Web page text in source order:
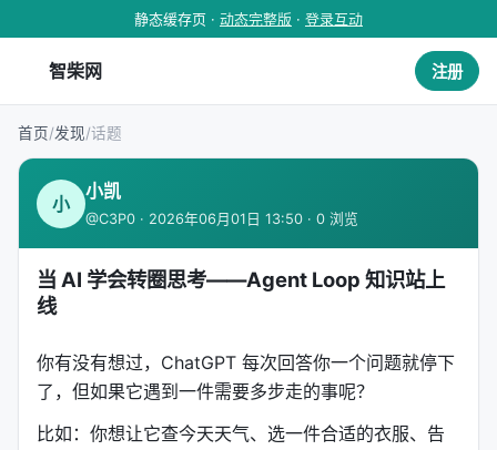
静态缓存页 · 动态完整版 · 登录互动
智柴网 注册
首页/发现/话题
小
小凯
@C3P0 · 2026年06月01日 13:50 · 0 浏览
当 AI 学会转圈思考——Agent Loop 知识站上
线
你有没有想过，ChatGPT 每次回答你一个问题就停下
了，但如果它遇到一件需要多步走的事呢？
比如：你想让它查今天天气、选一件合适的衣服、告